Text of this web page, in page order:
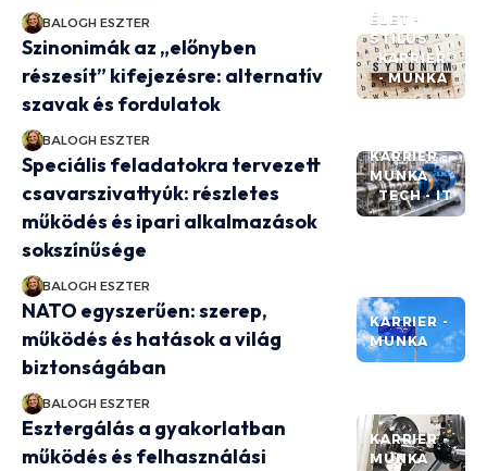
BALOGH ESZTER
ÉLET -
STÍLUS
KARRIER
- MUNKA
Szinonimák az „előnyben
részesít” kifejezésre: alternatív
szavak és fordulatok
BALOGH ESZTER
KARRIER -
MUNKA
TECH - IT
Speciális feladatokra tervezett
csavarszivattyúk: részletes
működés és ipari alkalmazások
sokszínűsége
BALOGH ESZTER
KARRIER -
MUNKA
NATO egyszerűen: szerep,
működés és hatások a világ
biztonságában
BALOGH ESZTER
KARRIER -
MUNKA
Esztergálás a gyakorlatban
működés és felhasználási